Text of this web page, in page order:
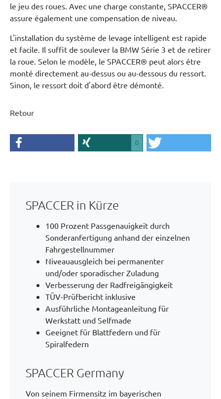
le jeu des roues. Avec une charge constante, SPACCER®
assure également une compensation de niveau.
L'installation du système de levage intelligent est rapide
et facile. Il suffit de soulever la BMW Série 3 et de retirer
la roue. Selon le modèle, le SPACCER® peut alors être
monté directement au-dessus ou au-dessous du ressort.
Sinon, le ressort doit d'abord être démonté.
Retour
0
SPACCER in Kürze
100 Prozent Passgenauigkeit durch
Sonderanfertigung anhand der einzelnen
Fahrgestellnummer
Niveauausgleich bei permanenter
und/oder sporadischer Zuladung
Verbesserung der Radfreigängigkeit
TÜV-Prüfbericht inklusive
Ausführliche Montageanleitung für
Werkstatt und Selfmade
Geeignet für Blattfedern und für
Spiralfedern
SPACCER Germany
Von seinem Firmensitz im bayerischen